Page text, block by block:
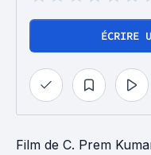
ÉCRIRE
Film de C. Prem